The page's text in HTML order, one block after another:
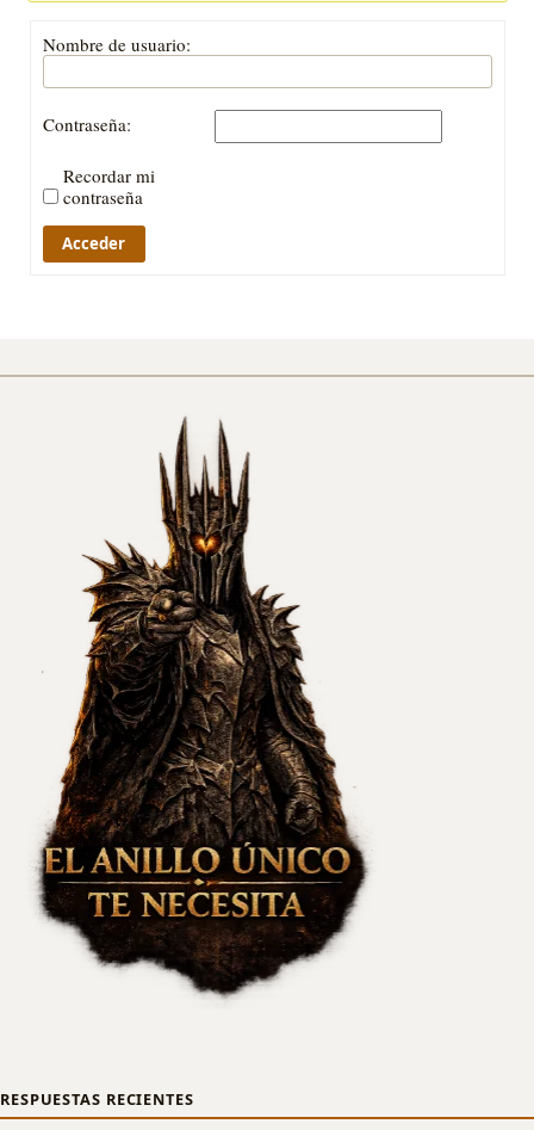
Nombre de usuario:
Contraseña:
Recordar mi
contraseña
Acceder
RESPUESTAS RECIENTES